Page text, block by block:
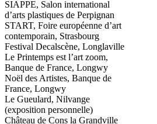
SIAPPE, Salon international
d’arts plastiques de Perpignan
START, Foire européenne d’art
contemporain, Strasbourg
Festival Decalscène, Longlaville
Le Printemps est l’art zoom,
Banque de France, Longwy
Noël des Artistes, Banque de
France, Longwy
Le Gueulard, Nilvange
(exposition personnelle)
Château de Cons la Grandville